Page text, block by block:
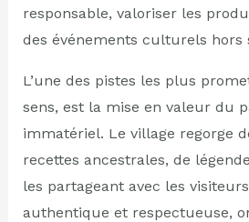
responsable, valoriser les
des événements culturels hors
L’une des pistes les plus
sens, est la mise en valeur du
immatériel. Le village regorge
recettes ancestrales, de
les partageant avec les
authentique et respectueuse,